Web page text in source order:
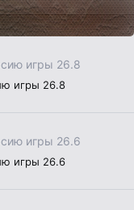
игры 26.8
игры 26.8
игры 26.6
игры 26.6